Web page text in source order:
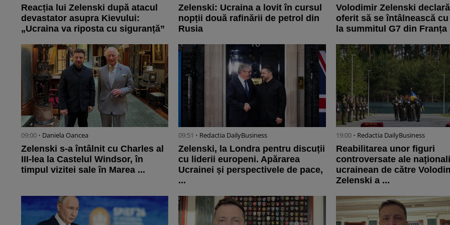
Reacția lui Zelenski după atacul
devastator asupra Kievului:
„Ucraina va riposta cu siguranță”
Zelenski: Ucraina a lovit în cursul
nopții două rafinării de petrol din
Rusia
Volodimir Zelenski
oferit să se întâlnească
la summitul G7 din Franța
09:00 • Daniela Oancea
Zelenski s-a întâlnit cu Charles al
III-lea la Castelul Windsor, în
timpul vizitei sale în Marea ...
09:51 • Redactia DailyBusiness
Zelenski, la Londra pentru discuții
cu liderii europeni. Apărarea
Ucrainei și perspectivele de pace,
...
19:00 • Redactia DailyBusiness
Reabilitarea unor figuri
controversate ale
ucrainean de către
Zelenski a ...